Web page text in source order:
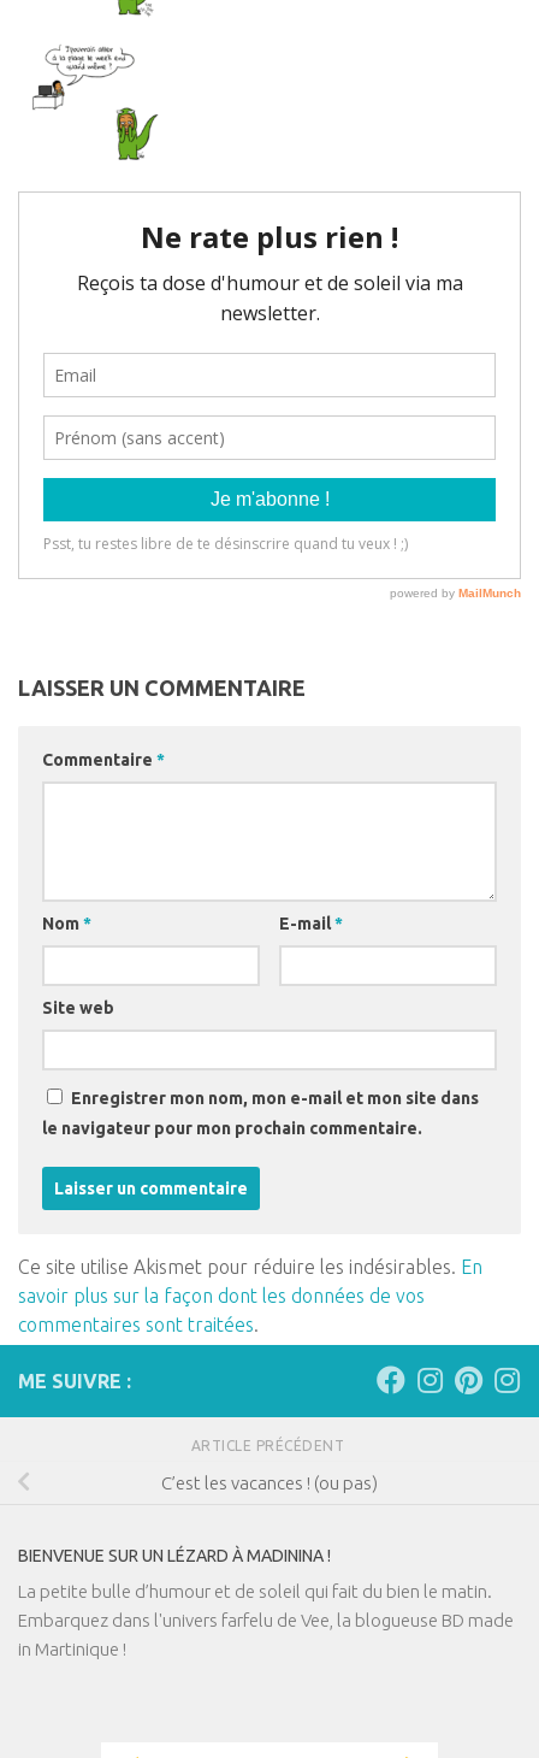
LAISSER UN COMMENTAIRE
Commentaire *
Nom * E-mail*
Site web
Enregistrer mon nom, mon e-mail et mon site dans
le navigateur pour mon prochain commentaire.
Ce site utilise Akismet pour réduire les indésirables. En
savoir plus sur la façon dont les données de vos
commentaires sont traitées.
ME SUIVRE :
ARTICLE PRÉCÉDENT
C’est les vacances ! (ou pas)
BIENVENUE SUR UN LÉZARD À MADININA !
La petite bulle d’humour et de soleil qui fait du bien le matin.
Embarquez dans l'univers farfelu de Vee, la blogueuse BD made
in Martinique !